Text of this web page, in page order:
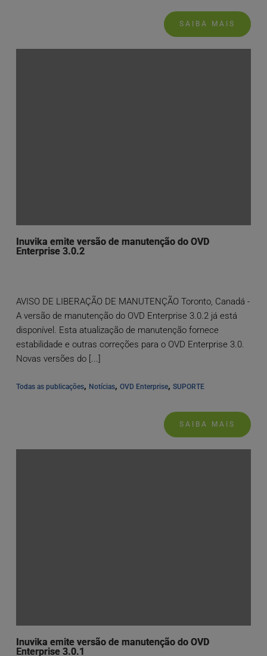
SAIBA MAIS
Inuvika emite versão de manutenção do OVD
Enterprise 3.0.2
AVISO DE LIBERAÇÃO DE MANUTENÇÃO Toronto, Canadá -
A versão de manutenção do OVD Enterprise 3.0.2 já está
disponível. Esta atualização de manutenção fornece
estabilidade e outras correções para o OVD Enterprise 3.0.
Novas versões do [...]
Todas as publicações, Notícias, OVD Enterprise, SUPORTE
SAIBA MAIS
Inuvika emite versão de manutenção do OVD
Enterprise 3.0.1